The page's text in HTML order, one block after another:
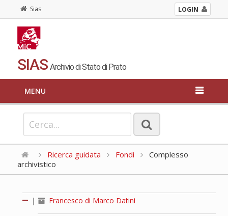
Sias LOGIN
SIAS Archivio di Stato di Prato
MENU
Ricerca guidata Fondi
Complesso
archivistico
| Francesco di Marco Datini